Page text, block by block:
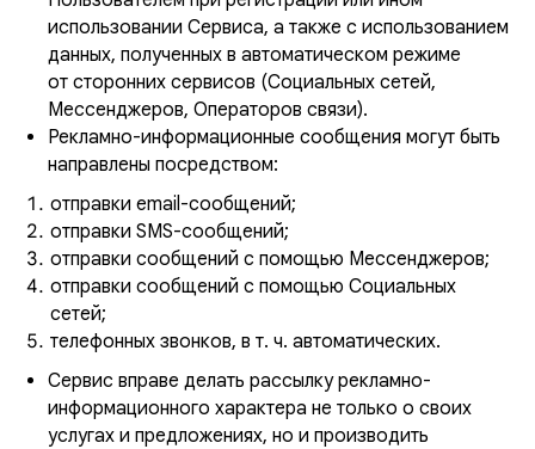
использовании Сервиса, а также с использованием
данных, полученных в автоматическом режиме
от сторонних сервисов (Социальных сетей,
Мессенджеров, Операторов связи).
Рекламно-информационные сообщения могут быть
направлены посредством:
отправки email-сообщений;
отправки SMS-сообщений;
отправки сообщений с помощью Мессенджеров;
отправки сообщений с помощью Социальных
сетей;
телефонных звонков, в т. ч. автоматических.
Сервис вправе делать рассылку рекламно-
информационного характера не только о своих
услугах и предложениях, но и производить